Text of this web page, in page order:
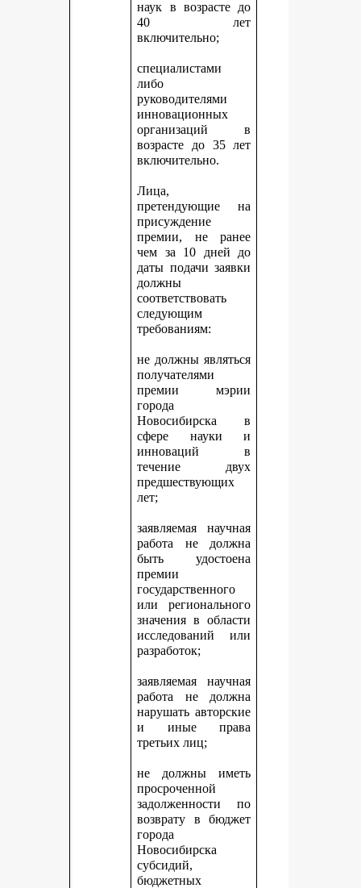
наук в возрасте до
40 лет
включительно;
специалистами
либо
руководителями
инновационных
организаций в
возрасте до 35 лет
включительно.
Лица,
претендующие на
присуждение
премии, не ранее
чем за 10 дней до
даты подачи заявки
должны
соответствовать
следующим
требованиям:
не должны являться
получателями
премии мэрии
города
Новосибирска в
сфере науки и
инноваций в
течение двух
предшествующих
лет;
заявляемая научная
работа не должна
быть удостоена
премии
государственного
или регионального
значения в области
исследований или
разработок;
заявляемая научная
работа не должна
нарушать авторские
и иные права
третьих лиц;
не должны иметь
просроченной
задолженности по
возврату в бюджет
города
Новосибирска
субсидий,
бюджетных